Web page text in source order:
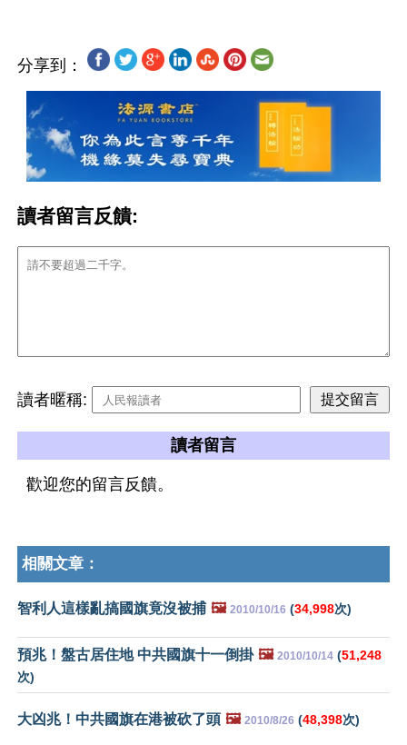
分享到：
讀者留言反饋:
讀者暱稱:
讀者留言
歡迎您的留言反饋。
相關文章：
智利人這樣亂搞國旗竟沒被捕 🖼️ 2010/10/16 (34,998次)
預兆！盤古居住地 中共國旗十一倒掛 🖼️ 2010/10/14 (51,248
次)
大凶兆！中共國旗在港被砍了頭 🖼️ 2010/8/26 (48,398次)